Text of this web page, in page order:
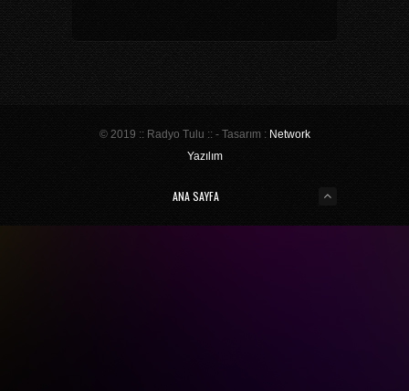
© 2019 :: Radyo Tulu :: - Tasarım : Network
Yazılım
ANA SAYFA